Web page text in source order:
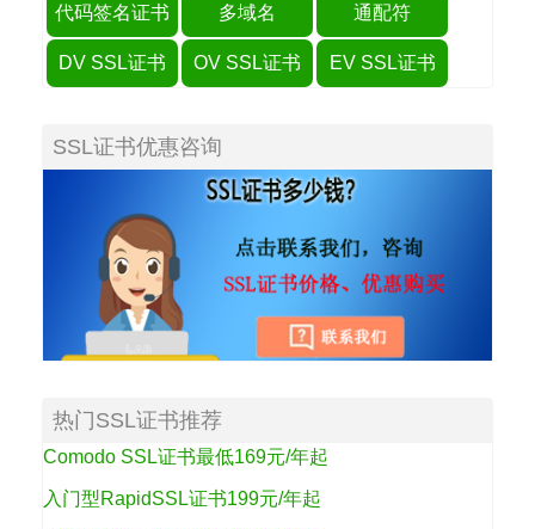
代码签名证书 多域名 通配符
DV SSL证书 OV SSL证书 EV SSL证书
SSL证书优惠咨询
热门SSL证书推荐
Comodo SSL证书最低169元/年起
入门型RapidSSL证书199元/年起